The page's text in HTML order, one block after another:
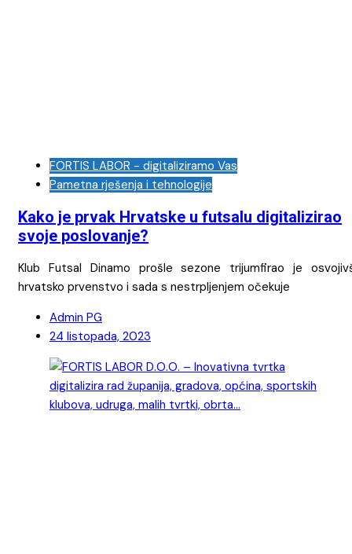
FORTIS LABOR - digitaliziramo Vas
Pametna rješenja i tehnologije
Kako je prvak Hrvatske u futsalu digitalizirao
svoje poslovanje?
Klub Futsal Dinamo prošle sezone trijumfirao je
hrvatsko prvenstvo i sada s nestrpljenjem očekuje
Admin PG
24 listopada, 2023